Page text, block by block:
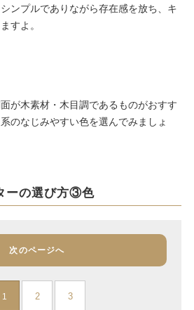
ンプルでありながら存在感を放ち、キ
すよ。
が木素材・木目調であるものがおすす
のなじみやすい色を選んでみましょ
ーの選び方③色
次のページへ
1 2 3